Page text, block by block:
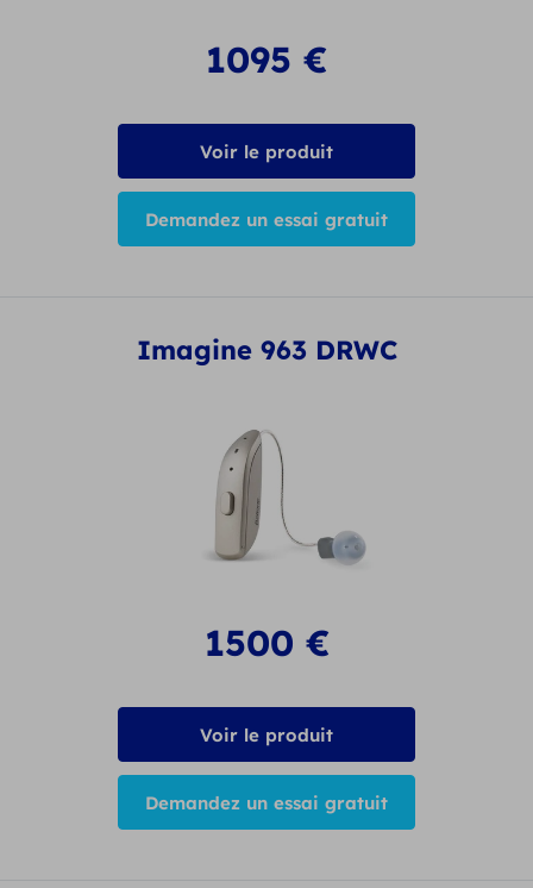
1095 €
Voir le produit
Demandez un essai gratuit
Imagine 963 DRWC
1500 €
Voir le produit
Demandez un essai gratuit